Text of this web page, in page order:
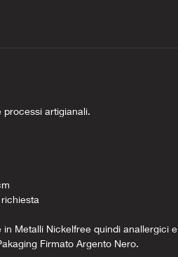
processi artigianali.
Metalli Nickelfree quindi anallergici e
Firmato Argento Nero.